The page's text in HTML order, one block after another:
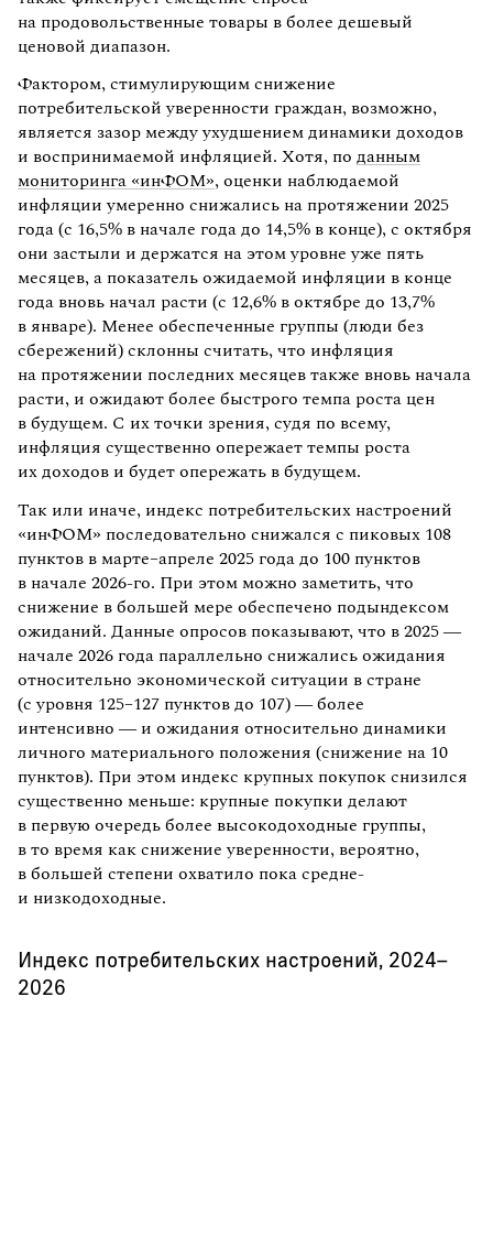
на продовольственные товары в более дешевый
ценовой диапазон.
Фактором, стимулирующим снижение
потребительской уверенности граждан, возможно,
является зазор между ухудшением динамики доходов
и воспринимаемой инфляцией. Хотя, по данным
мониторинга «инФОМ», оценки наблюдаемой
инфляции умеренно снижались на протяжении 2025
года (с 16,5% в начале года до 14,5% в конце), с октября
они застыли и держатся на этом уровне уже пять
месяцев, а показатель ожидаемой инфляции в конце
года вновь начал расти (с 12,6% в октябре до 13,7%
в январе). Менее обеспеченные группы (люди без
сбережений) склонны считать, что инфляция
на протяжении последних месяцев также вновь начала
расти, и ожидают более быстрого темпа роста цен
в будущем. С их точки зрения, судя по всему,
инфляция существенно опережает темпы роста
их доходов и будет опережать в будущем.
Так или иначе, индекс потребительских настроений
«инФОМ» последовательно снижался с пиковых 108
пунктов в марте–апреле 2025 года до 100 пунктов
в начале 2026-го. При этом можно заметить, что
снижение в большей мере обеспечено подындексом
ожиданий. Данные опросов показывают, что в 2025 —
начале 2026 года параллельно снижались ожидания
относительно экономической ситуации в стране
(с уровня 125–127 пунктов до 107) — более
интенсивно — и ожидания относительно динамики
личного материального положения (снижение на 10
пунктов). При этом индекс крупных покупок снизился
существенно меньше: крупные покупки делают
в первую очередь более высокодоходные группы,
в то время как снижение уверенности, вероятно,
в большей степени охватило пока средне-
и низкодоходные.
Индекс потребительских настроений, 2024–
2026